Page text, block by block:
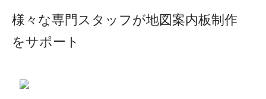
様々な専門スタッフが地図案内板制作
をサポート